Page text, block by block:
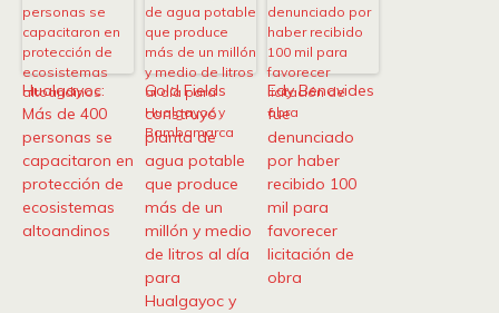
Hualgayoc:
Más de 400
personas se
capacitaron en
protección de
ecosistemas
altoandinos
Gold Fields
construyó
planta de
agua potable
que produce
más de un
millón y medio
de litros al día
para
Hualgayoc y
Edy Benavides
fue
denunciado
por haber
recibido 100
mil para
favorecer
licitación de
obra